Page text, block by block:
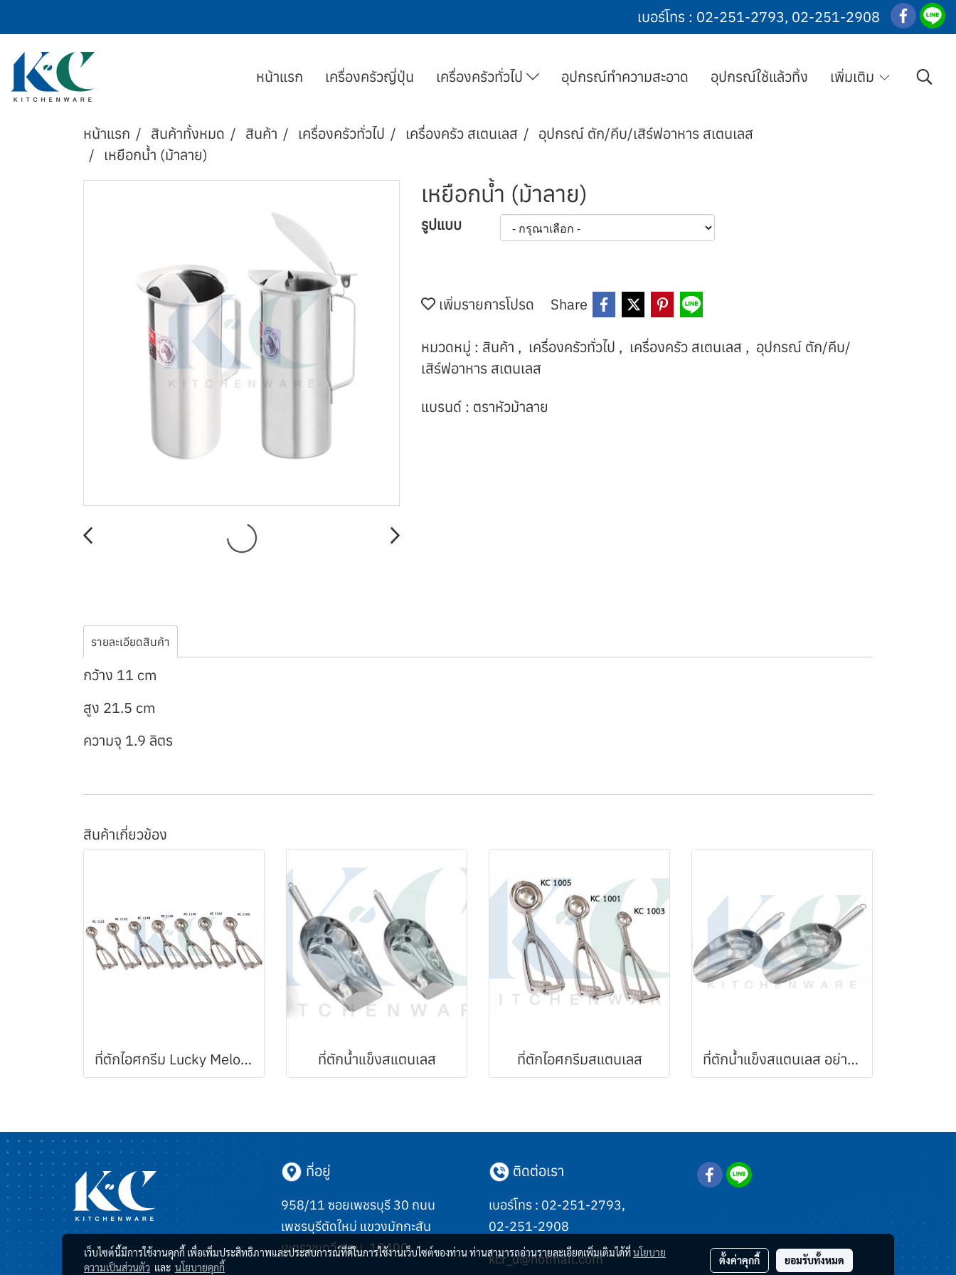
เบอร์โทร : 02-251-2793, 02-251-2908
หน้าแรก เครื่องครัวญี่ปุ่น เครื่องครัวทั่วไป อุปกรณ์ทำความสะอาด อุปกรณ์ใช้แล้วทิ้ง เพิ่มเติม
หน้าแรก สินค้าทั้งหมด สินค้า เครื่องครัวทั่วไป เครื่องครัว สเตนเลส
อุปกรณ์ ตัก/คีบ/เสิร์ฟอาหาร สเตนเลส
เหยือกน้ำ (ม้าลาย)
เหยือกน้ำ (ม้าลาย)
รูปแบบ
เพิ่มรายการโปรด Share
หมวดหมู่ : สินค้า , เครื่องครัวทั่วไป , เครื่องครัว สเตนเลส , อุปกรณ์ ตัก/คีบ/
เสิร์ฟอาหาร สเตนเลส
แบรนด์ : ตราหัวม้าลาย
รายละเอียดสินค้า
กว้าง 11 cm
สูง 21.5 cm
ความจุ 1.9 ลิตร
สินค้าเกี่ยวข้อง
ที่ตักไอศกรีม Lucky Melody (Made in Japan) ที่ตักน้้ำแข็งสแตนเลส ที่ตักไอศกรีมสแตนเลส ที่ตักน้้ำแข็งสแตนเลส อย่างหนา
ที่อยู่
958/11 ซอยเพชรบุรี 30 ถนน
เพชรบุรีตัดใหม่ แขวงมักกะสัน
เขตราชเทวี กทม. 10400
ติดต่อเรา
เบอร์โทร : 02-251-2793,
02-251-2908
kcr_u@hotmail.com
เว็บไซต์นี้มีการใช้งานคุกกี้ เพื่อเพิ่มประสิทธิภาพและประสบการณ์ที่ดีในการใช้งานเว็บไซต์ของท่าน ท่านสามารถอ่านรายละเอียดเพิ่มเติมได้ที่นโยบาย
ความเป็นส่วนตัว และ นโยบายคุกกี้
ตั้งค่าคุกกี้ ยอมรับทั้งหมด